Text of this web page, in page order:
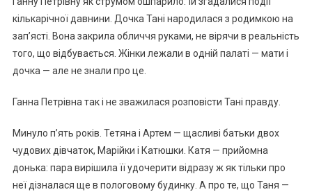
кількарічної давнини. Дочка Тані народилася з родимкою на
зап’ясті. Вона закрила обличчя руками, не вірячи в реальність
того, що відбувається. Жінки лежали в одній палаті — мати і
дочка — але не знали про це.
Ганна Петрівна так і не зважилася розповісти Тані правду.
Минуло п’ять років. Тетяна і Артем — щасливі батьки двох
чудових дівчаток, Марійки і Катюшки. Катя — прийомна
донька: пара вирішила її удочерити відразу ж як тільки про
неї дізналася ще в пологовому будинку. А про те, що Таня —